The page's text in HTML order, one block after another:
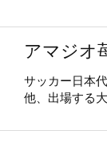
アマジオ
サッカー日本
他、出場する